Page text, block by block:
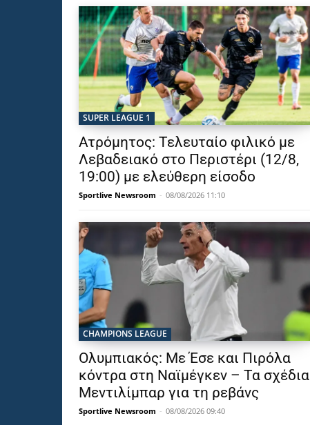
SUPER LEAGUE 1
Ατρόμητος: Τελευταίο φιλικό με
Λεβαδειακό στο Περιστέρι (12/8,
19:00) με ελεύθερη είσοδο
Sportlive Newsroom - 08/08/2026 11:10
CHAMPIONS LEAGUE
Ολυμπιακός: Με Έσε και Πιρόλα
κόντρα στη Ναϊμέγκεν – Τα σχέδια
Μεντιλίμπαρ για τη ρεβάνς
Sportlive Newsroom - 08/08/2026 09:40